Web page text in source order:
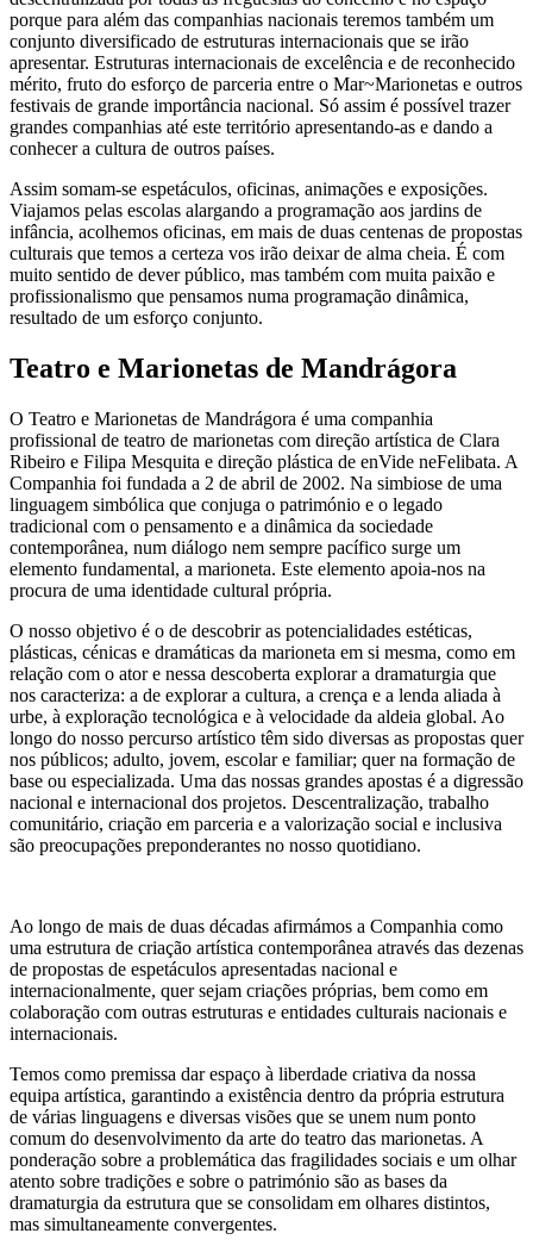
porque para além das companhias nacionais teremos também um
conjunto diversificado de estruturas internacionais que se irão
apresentar. Estruturas internacionais de excelência e de reconhecido
mérito, fruto do esforço de parceria entre o Mar~Marionetas e outros
festivais de grande importância nacional. Só assim é possível trazer
grandes companhias até este território apresentando-as e dando a
conhecer a cultura de outros países.
Assim somam-se espetáculos, oficinas, animações e exposições.
Viajamos pelas escolas alargando a programação aos jardins de
infância, acolhemos oficinas, em mais de duas centenas de propostas
culturais que temos a certeza vos irão deixar de alma cheia. É com
muito sentido de dever público, mas também com muita paixão e
profissionalismo que pensamos numa programação dinâmica,
resultado de um esforço conjunto.
Teatro e Marionetas de Mandrágora
O Teatro e Marionetas de Mandrágora é uma companhia
profissional de teatro de marionetas com direção artística de Clara
Ribeiro e Filipa Mesquita e direção plástica de enVide neFelibata. A
Companhia foi fundada a 2 de abril de 2002. Na simbiose de uma
linguagem simbólica que conjuga o património e o legado
tradicional com o pensamento e a dinâmica da sociedade
contemporânea, num diálogo nem sempre pacífico surge um
elemento fundamental, a marioneta. Este elemento apoia-nos na
procura de uma identidade cultural própria.
O nosso objetivo é o de descobrir as potencialidades estéticas,
plásticas, cénicas e dramáticas da marioneta em si mesma, como em
relação com o ator e nessa descoberta explorar a dramaturgia que
nos caracteriza: a de explorar a cultura, a crença e a lenda aliada à
urbe, à exploração tecnológica e à velocidade da aldeia global. Ao
longo do nosso percurso artístico têm sido diversas as propostas quer
nos públicos; adulto, jovem, escolar e familiar; quer na formação de
base ou especializada. Uma das nossas grandes apostas é a digressão
nacional e internacional dos projetos. Descentralização, trabalho
comunitário, criação em parceria e a valorização social e inclusiva
são preocupações preponderantes no nosso quotidiano.
Ao longo de mais de duas décadas afirmámos a Companhia como
uma estrutura de criação artística contemporânea através das dezenas
de propostas de espetáculos apresentadas nacional e
internacionalmente, quer sejam criações próprias, bem como em
colaboração com outras estruturas e entidades culturais nacionais e
internacionais.
Temos como premissa dar espaço à liberdade criativa da nossa
equipa artística, garantindo a existência dentro da própria estrutura
de várias linguagens e diversas visões que se unem num ponto
comum do desenvolvimento da arte do teatro das marionetas. A
ponderação sobre a problemática das fragilidades sociais e um olhar
atento sobre tradições e sobre o património são as bases da
dramaturgia da estrutura que se consolidam em olhares distintos,
mas simultaneamente convergentes.